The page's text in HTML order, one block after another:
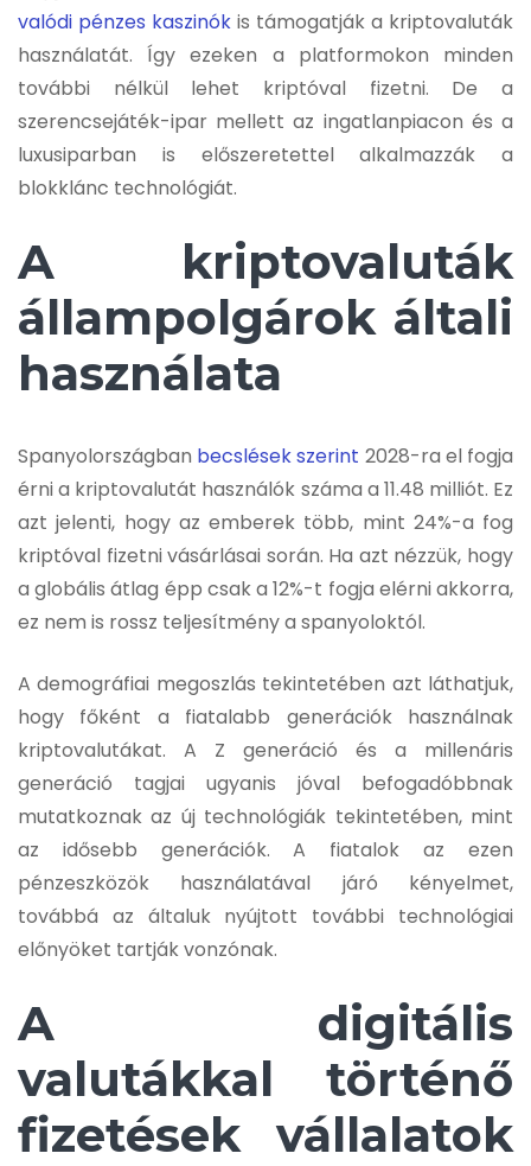
valódi pénzes kaszinók is támogatják a kriptovaluták
használatát. Így ezeken a platformokon minden
további nélkül lehet kriptóval fizetni. De a
szerencsejáték-ipar mellett az ingatlanpiacon és a
luxusiparban is előszeretettel alkalmazzák a
blokklánc technológiát.
A kriptovaluták
állampolgárok általi
használata
Spanyolországban becslések szerint 2028-ra el fogja
érni a kriptovalutát használók száma a 11.48 milliót. Ez
azt jelenti, hogy az emberek több, mint 24%-a fog
kriptóval fizetni vásárlásai során. Ha azt nézzük, hogy
a globális átlag épp csak a 12%-t fogja elérni akkorra,
ez nem is rossz teljesítmény a spanyoloktól.
A demográfiai megoszlás tekintetében azt láthatjuk,
hogy főként a fiatalabb generációk használnak
kriptovalutákat. A Z generáció és a millenáris
generáció tagjai ugyanis jóval befogadóbbnak
mutatkoznak az új technológiák tekintetében, mint
az idősebb generációk. A fiatalok az ezen
pénzeszközök használatával járó kényelmet,
továbbá az általuk nyújtott további technológiai
előnyöket tartják vonzónak.
A digitális
valutákkal történő
fizetések vállalatok